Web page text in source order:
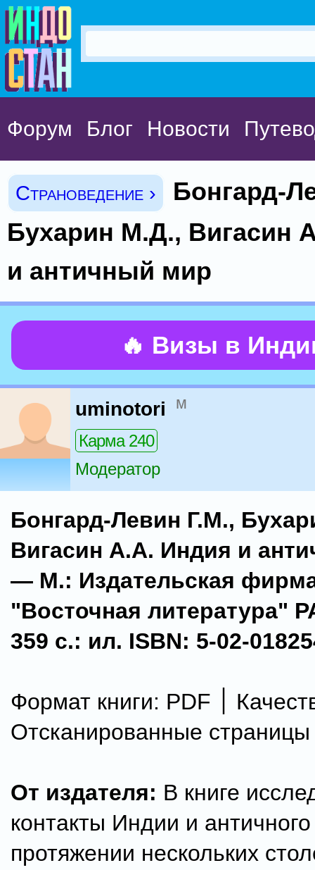
Форум Блог Новости
Страноведение ›
Бонгард-
Бухарин М.Д., Вигасин
и античный мир
🔥 Визы в
uminotori м
Карма 240
Модератор
Бонгард-Левин Г.М.,
Вигасин А.А. Индия и
— М.: Издательская
"Восточная литература"
359 с.: ил. ISBN: 5-02-
Формат книги: PDF ׀ Качество:
Отсканированные страницы
От издателя: В книге
контакты Индии и
протяжении нескольких